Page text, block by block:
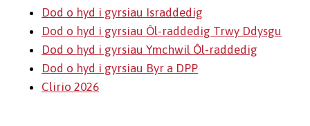
Dod o hyd i gyrsiau Israddedig
Dod o hyd i gyrsiau Ôl-raddedig Trwy Ddysgu
Dod o hyd i gyrsiau Ymchwil Ôl-raddedig
Dod o hyd i gyrsiau Byr a DPP
Clirio 2026